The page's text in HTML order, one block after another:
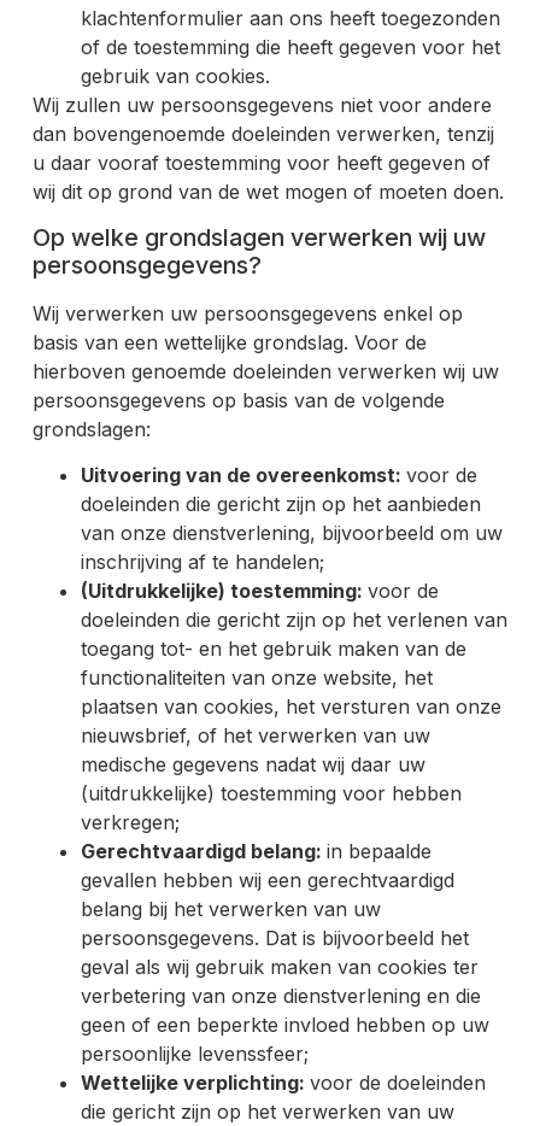
klachtenformulier aan ons heeft toegezonden
of de toestemming die heeft gegeven voor het
gebruik van cookies.
Wij zullen uw persoonsgegevens niet voor andere
dan bovengenoemde doeleinden verwerken, tenzij
u daar vooraf toestemming voor heeft gegeven of
wij dit op grond van de wet mogen of moeten doen.
Op welke grondslagen verwerken wij uw
persoonsgegevens?
Wij verwerken uw persoonsgegevens enkel op
basis van een wettelijke grondslag. Voor de
hierboven genoemde doeleinden verwerken wij uw
persoonsgegevens op basis van de volgende
grondslagen:
Uitvoering van de overeenkomst: voor de
doeleinden die gericht zijn op het aanbieden
van onze dienstverlening, bijvoorbeeld om uw
inschrijving af te handelen;
(Uitdrukkelijke) toestemming: voor de
doeleinden die gericht zijn op het verlenen van
toegang tot- en het gebruik maken van de
functionaliteiten van onze website, het
plaatsen van cookies, het versturen van onze
nieuwsbrief, of het verwerken van uw
medische gegevens nadat wij daar uw
(uitdrukkelijke) toestemming voor hebben
verkregen;
Gerechtvaardigd belang: in bepaalde
gevallen hebben wij een gerechtvaardigd
belang bij het verwerken van uw
persoonsgegevens. Dat is bijvoorbeeld het
geval als wij gebruik maken van cookies ter
verbetering van onze dienstverlening en die
geen of een beperkte invloed hebben op uw
persoonlijke levenssfeer;
Wettelijke verplichting: voor de doeleinden
die gericht zijn op het verwerken van uw